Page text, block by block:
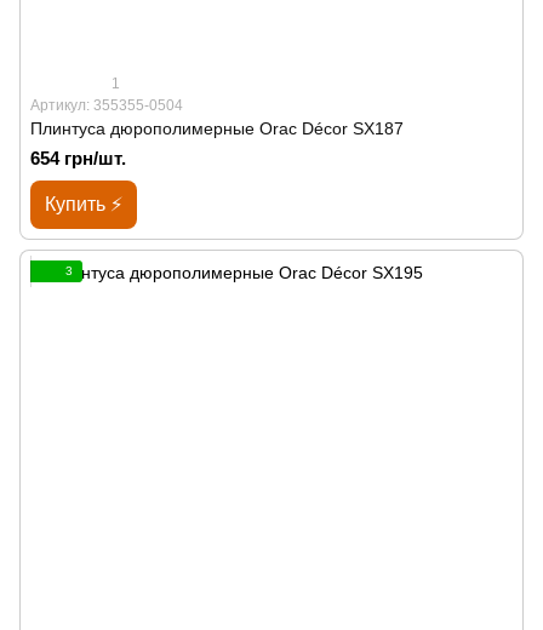
1
Артикул: 355355-0504
Плинтуса дюрополимерные Orac Décor SX187
654 грн/шт.
Купить ⚡
3